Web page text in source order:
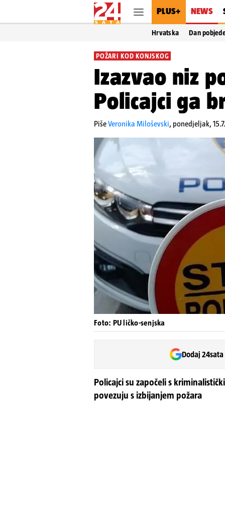
PLUS+ NEWS
Hrvatska Dan
POŽARI KOD KONJSKOG
Izazvao niz
Policajci ga
PišeVeronika Miloševski, ponedjeljak,
Foto: PU ličko-senjska
Dodaj
Policajci su započeli s
povezuju s izbijanjem požara